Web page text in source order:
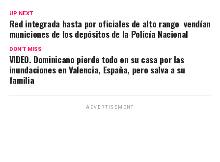
UP NEXT
Red integrada hasta por oficiales de alto rango vendían
municiones de los depósitos de la Policía Nacional
DON'T MISS
VIDEO. Dominicano pierde todo en su casa por las
inundaciones en Valencia, España, pero salva a su
familia
ADVERTISEMENT